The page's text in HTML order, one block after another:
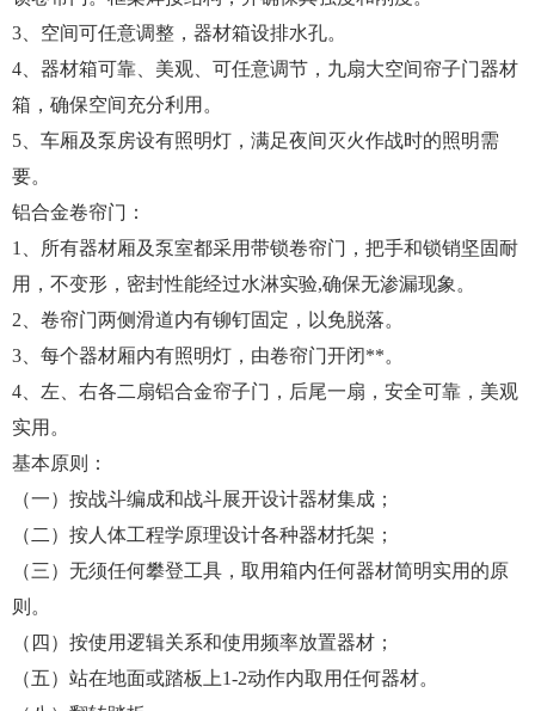
3、空间可任意调整，器材箱设排水孔。
4、器材箱可靠、美观、可任意调节，九扇大空间帘子门器材
箱，确保空间充分利用。
5、车厢及泵房设有照明灯，满足夜间灭火作战时的照明需
要。
铝合金卷帘门：
1、所有器材厢及泵室都采用带锁卷帘门，把手和锁销坚固耐
用，不变形，密封性能经过水淋实验,确保无渗漏现象。
2、卷帘门两侧滑道内有铆钉固定，以免脱落。
3、每个器材厢内有照明灯，由卷帘门开闭**。
4、左、右各二扇铝合金帘子门，后尾一扇，安全可靠，美观
实用。
基本原则：
（一）按战斗编成和战斗展开设计器材集成；
（二）按人体工程学原理设计各种器材托架；
（三）无须任何攀登工具，取用箱内任何器材简明实用的原
则。
（四）按使用逻辑关系和使用频率放置器材；
（五）站在地面或踏板上1-2动作内取用任何器材。